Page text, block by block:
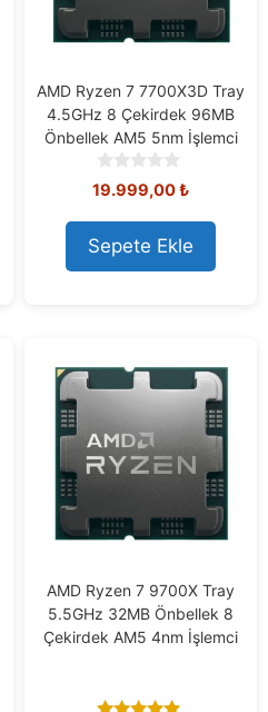
AMD Ryzen 7 7700X3D Tray
4.5GHz 8 Çekirdek 96MB
Önbellek AM5 5nm İşlemci
0
o
u
t
o
f
19.999,00₺
Sepete Ekle
AMD Ryzen 7 9700X Tray
5.5GHz 32MB Önbellek 8
Çekirdek AM5 4nm İşlemci